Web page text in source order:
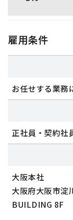
雇用条件
お任せする業務
正社員・契約社
大阪本社
大阪府大阪市淀
BUILDING 8F